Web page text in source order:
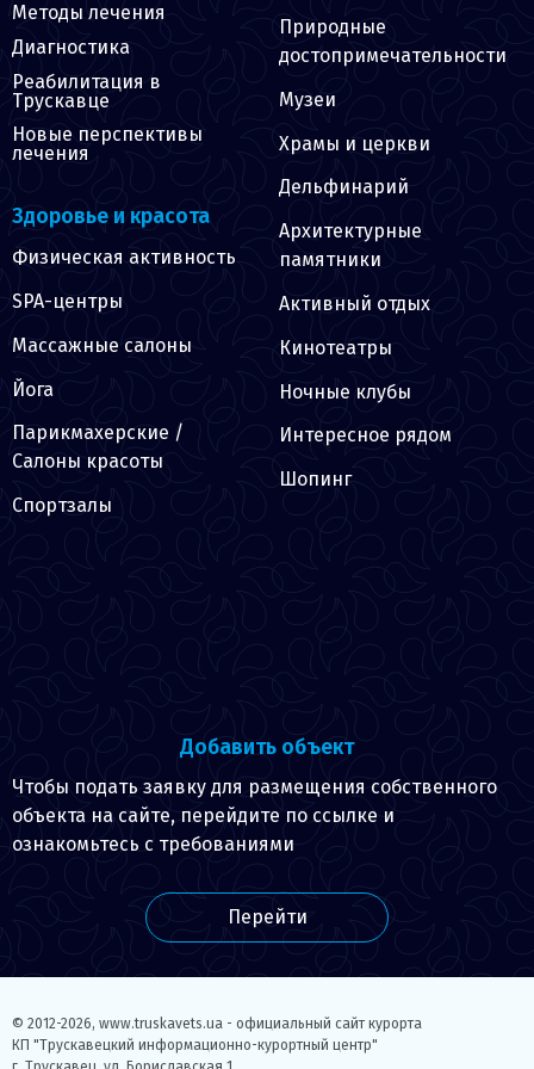
Методы лечения
Диагностика
Реабилитация в
Трускавце
Новые перспективы
лечения
Здоровье и красота
Физическая активность
SPA-центры
Массажные салоны
Йога
Парикмахерские /
Салоны красоты
Спортзалы
Природные
достопримечательности
Музеи
Храмы и церкви
Дельфинарий
Архитектурные
памятники
Активный отдых
Кинотеатры
Ночные клубы
Интересное рядом
Шопинг
Добавить объект
Чтобы подать заявку для размещения собственного
объекта на сайте, перейдите по ссылке и
ознакомьтесь с требованиями
Перейти
© 2012-2026, www.truskavets.ua - официальный сайт курорта
КП "Трускавецкий информационно-курортный центр"